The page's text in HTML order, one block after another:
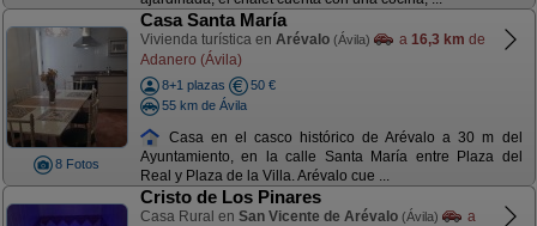
8 Fotos
Casa Santa María
Vivienda turística en Arévalo (Ávila) a 16,3 km de
Adanero (Ávila)
8+1 plazas
50 €
55 km de Ávila
Casa en el casco histórico de Arévalo a 30 m del
Ayuntamiento, en la calle Santa María entre Plaza del
Real y Plaza de la Villa. Arévalo cue ...
Cristo de Los Pinares
Casa Rural en San Vicente de Arévalo (Ávila)
a